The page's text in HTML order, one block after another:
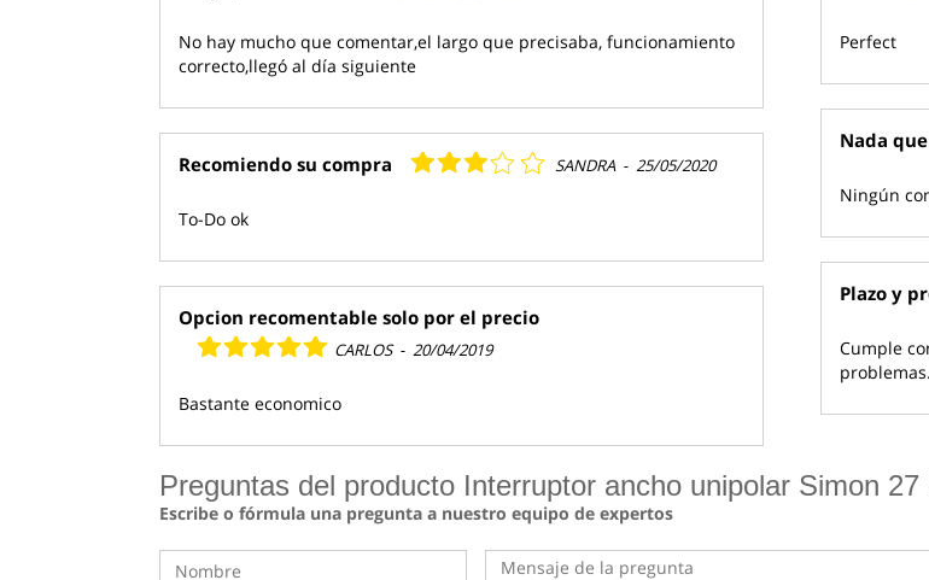
No hay mucho que comentar,el largo que precisaba, funcionamiento
correcto,llegó al día siguiente
Recomiendo su compra SANDRA - 25/05/2020
To-Do ok
Opcion recomentable solo por el precio
CARLOS - 20/04/2019
Bastante economico
Perfect
Nada
Ningún
Plazo y
Cumple
problemas.
Preguntas del producto Interruptor ancho unipolar Simon
Escribe o fórmula una pregunta a nuestro equipo de expertos